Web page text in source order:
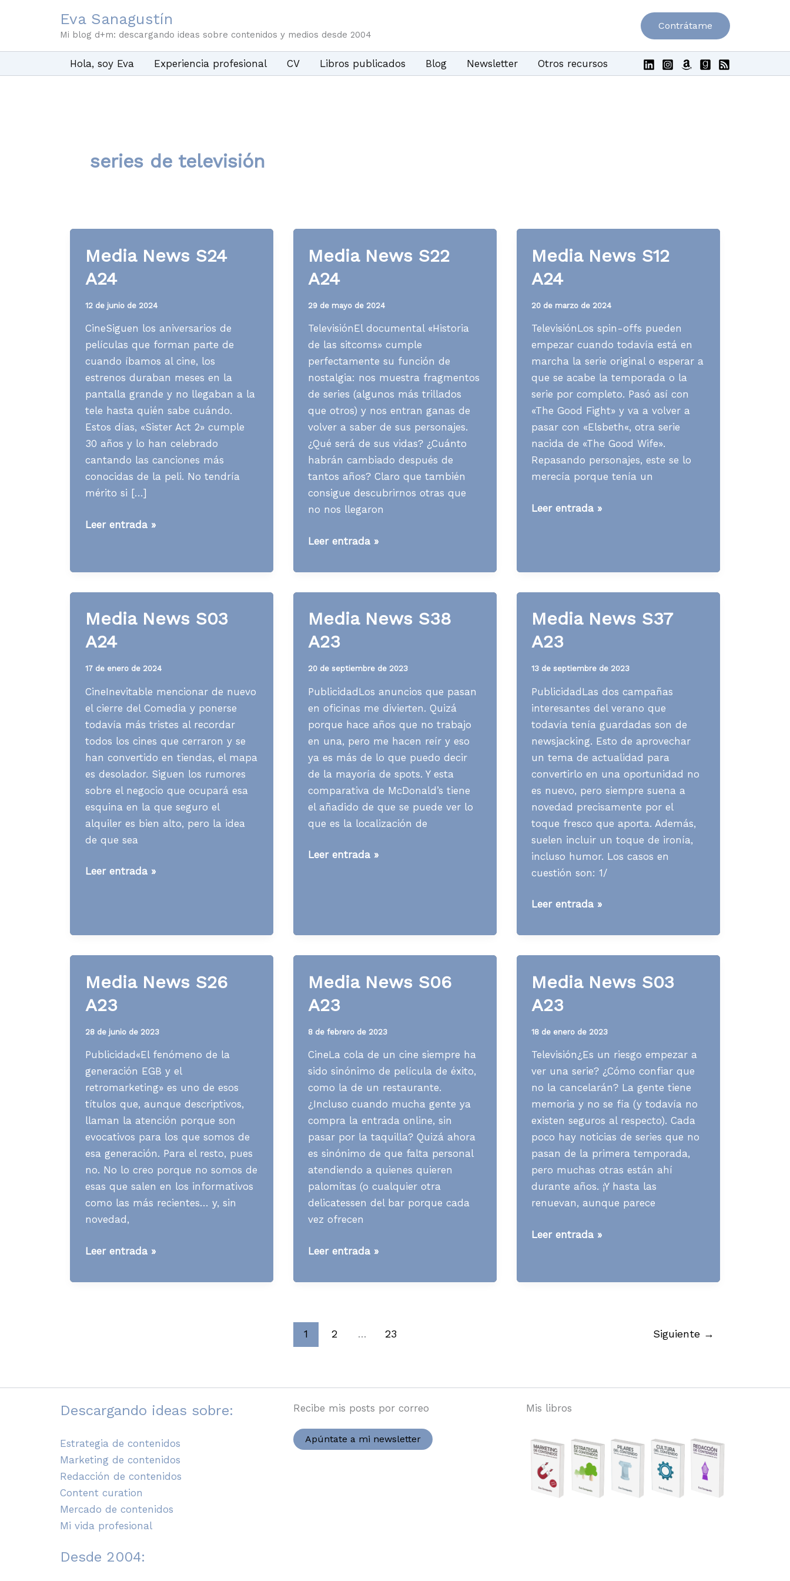
Eva Sanagustín
Mi blog d+m: descargando ideas sobre contenidos y medios desde 2004
Contrátame
Hola, soy Eva Experiencia profesional CV Libros publicados Blog Newsletter Otros recursos
series de televisión
Media News S24
A24
12 de junio de 2024
CineSiguen los aniversarios de
películas que forman parte de
cuando íbamos al cine, los
estrenos duraban meses en la
pantalla grande y no llegaban a la
tele hasta quién sabe cuándo.
Estos días, «Sister Act 2» cumple
30 años y lo han celebrado
cantando las canciones más
conocidas de la peli. No tendría
mérito si […]
Media
A24
Leer entrada »
Media News S22
A24
29 de mayo de 2024
TelevisiónEl documental «Historia
de las sitcoms» cumple
perfectamente su función de
nostalgia: nos muestra fragmentos
de series (algunos más trillados
que otros) y nos entran ganas de
volver a saber de sus personajes.
¿Qué será de sus vidas? ¿Cuánto
habrán cambiado después de
tantos años? Claro que también
consigue descubrirnos otras que
no nos llegaron
Media
S22
A24
Leer entrada »
Media News S12
A24
20 de marzo de 2024
TelevisiónLos spin-offs pueden
empezar cuando todavía está en
marcha la serie original o esperar a
que se acabe la temporada o la
serie por completo. Pasó así con
«The Good Fight» y va a volver a
pasar con «Elsbeth«, otra serie
nacida de «The Good Wife».
Repasando personajes, este se lo
merecía porque tenía un
Media
Leer entrada »
Media News S03
A24
17 de enero de 2024
CineInevitable mencionar de nuevo
el cierre del Comedia y ponerse
todavía más tristes al recordar
todos los cines que cerraron y se
han convertido en tiendas, el mapa
es desolador. Siguen los rumores
sobre el negocio que ocupará esa
esquina en la que seguro el
alquiler es bien alto, pero la idea
de que sea
Media
Leer entrada »
Media News S38
A23
20 de septiembre de 2023
PublicidadLos anuncios que pasan
en oficinas me divierten. Quizá
porque hace años que no trabajo
en una, pero me hacen reír y eso
ya es más de lo que puedo decir
de la mayoría de spots. Y esta
comparativa de McDonald’s tiene
el añadido de que se puede ver lo
que es la localización de
Media
Leer entrada »
Media News S37
A23
13 de septiembre de 2023
PublicidadLas dos campañas
interesantes del verano que
todavía tenía guardadas son de
newsjacking. Esto de aprovechar
un tema de actualidad para
convertirlo en una oportunidad no
es nuevo, pero siempre suena a
novedad precisamente por el
toque fresco que aporta. Además,
suelen incluir un toque de ironía,
incluso humor. Los casos en
cuestión son: 1/
Media
S37
A23
Leer entrada »
Media News S26
A23
28 de junio de 2023
Publicidad«El fenómeno de la
generación EGB y el
retromarketing» es uno de esos
títulos que, aunque descriptivos,
llaman la atención porque son
evocativos para los que somos de
esa generación. Para el resto, pues
no. No lo creo porque no somos de
esas que salen en los informativos
como las más recientes… y, sin
novedad,
Media
S26
Leer entrada »
Media News S06
A23
8 de febrero de 2023
CineLa cola de un cine siempre ha
sido sinónimo de película de éxito,
como la de un restaurante.
¿Incluso cuando mucha gente ya
compra la entrada online, sin
pasar por la taquilla? Quizá ahora
es sinónimo de que falta personal
atendiendo a quienes quieren
palomitas (o cualquier otra
delicatessen del bar porque cada
vez ofrecen
Media
S06
Leer entrada »
Media News S03
A23
18 de enero de 2023
Televisión¿Es un riesgo empezar a
ver una serie? ¿Cómo confiar que
no la cancelarán? La gente tiene
memoria y no se fía (y todavía no
existen seguros al respecto). Cada
poco hay noticias de series que no
pasan de la primera temporada,
pero muchas otras están ahí
durante años. ¡Y hasta las
renuevan, aunque parece
Media
A23
Leer entrada »
1 2 … 23 Siguiente →
Descargando ideas sobre:
Estrategia de contenidos
Marketing de contenidos
Redacción de contenidos
Content curation
Mercado de contenidos
Mi vida profesional
Desde 2004:
Recibe mis posts por correo
Apúntate a mi newsletter
Mis libros